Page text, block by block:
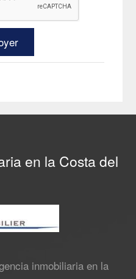
en la Costa del
inmobiliaria en la